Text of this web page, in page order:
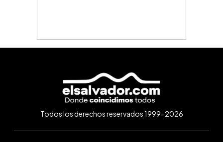
Todos los derechos reservados 1999-2026